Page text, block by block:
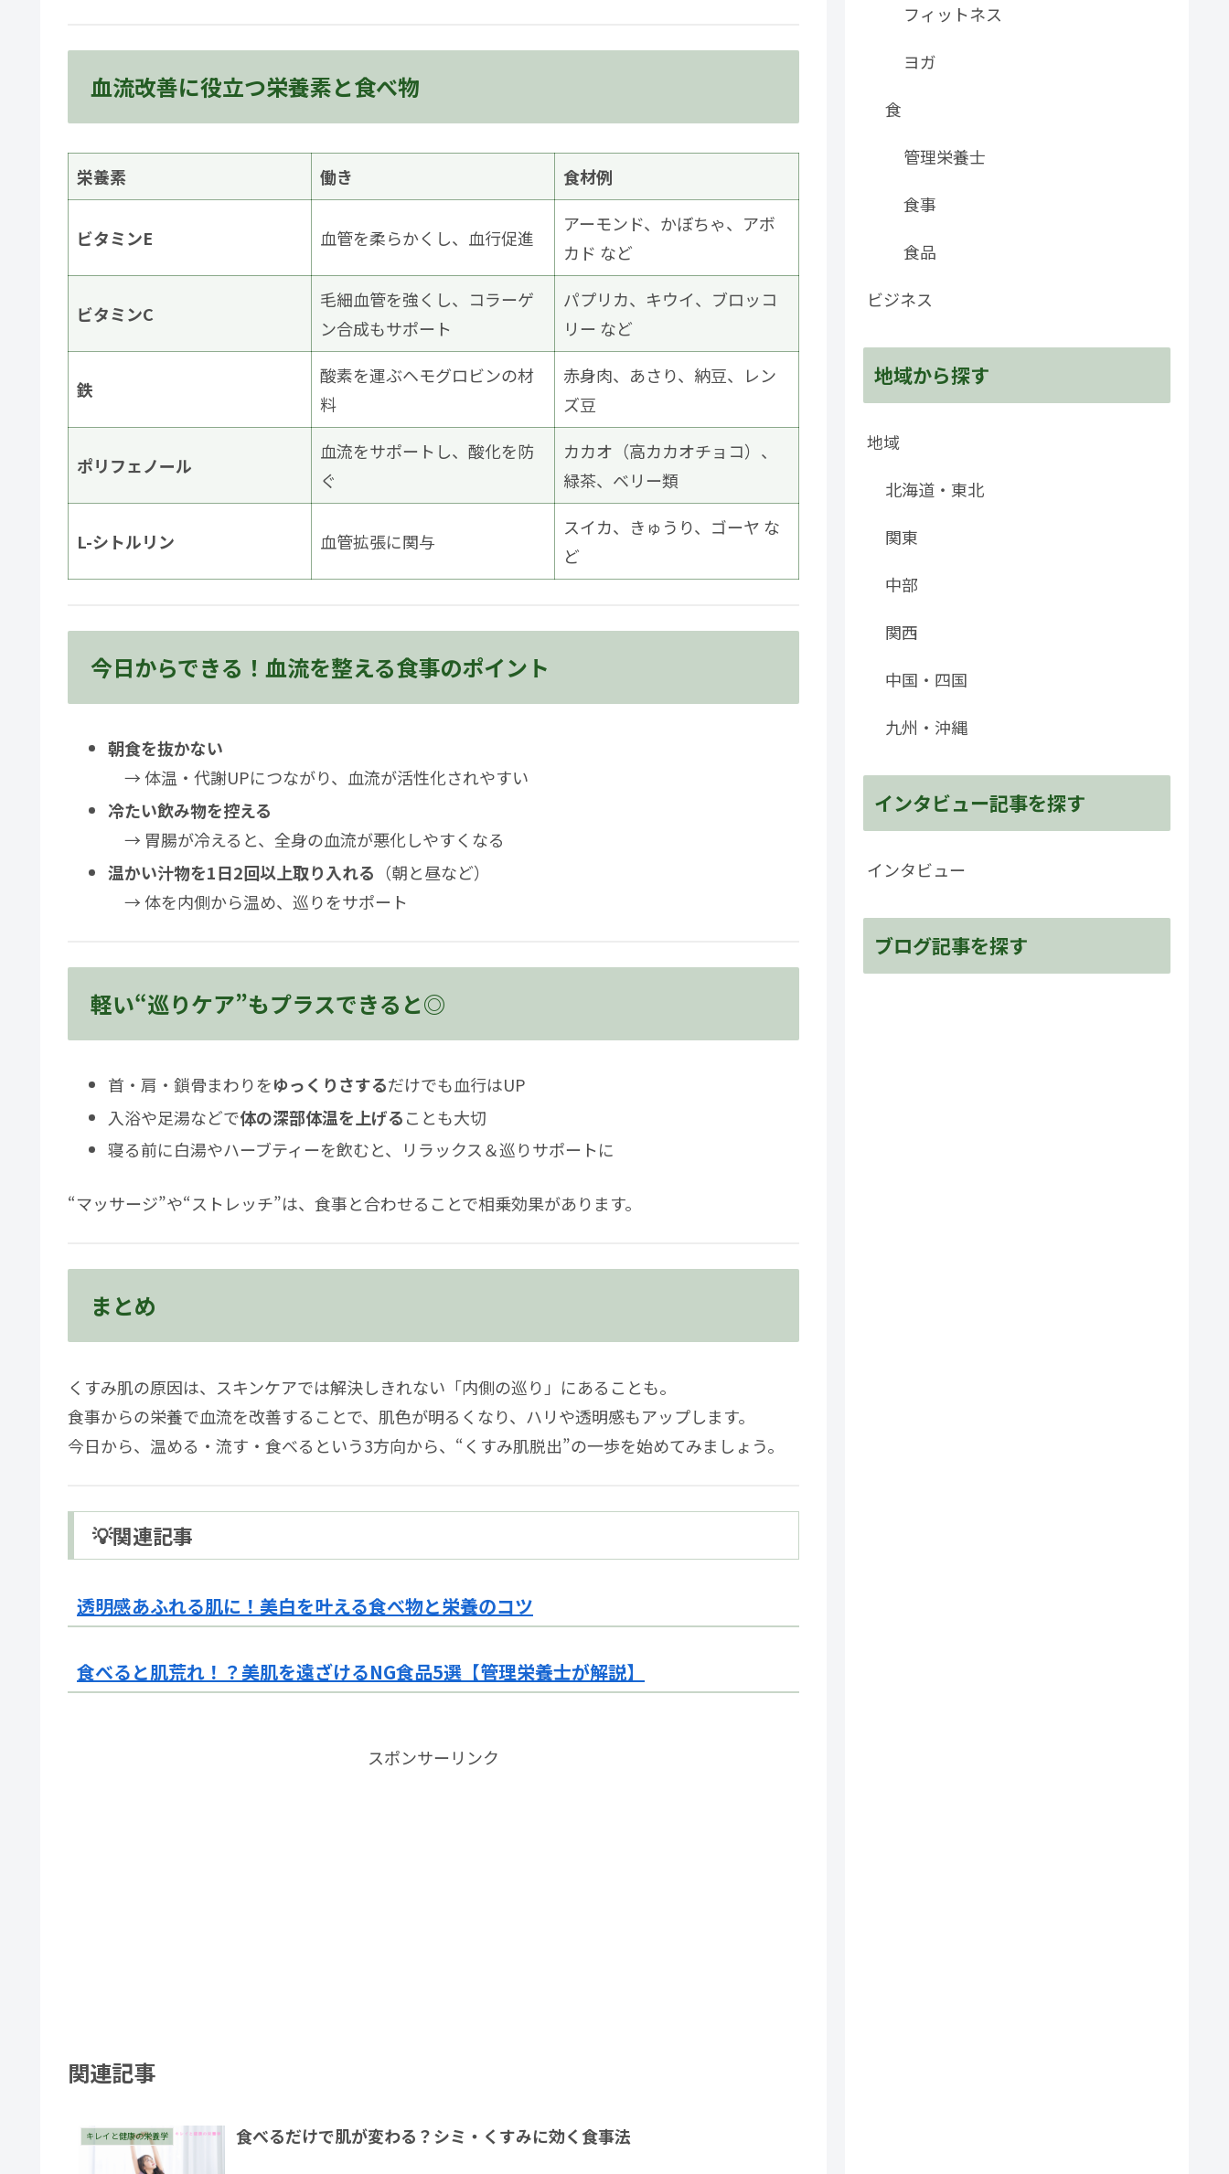
血流改善に役立つ栄養素と食べ物
栄養素 働き 食材例
ビタミンE 血管を柔らかくし、血行促進
アーモンド、かぼちゃ、アボ
カド など
ビタミンC
毛細血管を強くし、コラーゲ
ン合成もサポート
パプリカ、キウイ、ブロッコ
リー など
鉄
酸素を運ぶヘモグロビンの材
料
赤身肉、あさり、納豆、レン
ズ豆
ポリフェノール
血流をサポートし、酸化を防
ぐ
カカオ（高カカオチョコ）、
緑茶、ベリー類
L-シトルリン 血管拡張に関与
スイカ、きゅうり、ゴーヤ な
ど
今日からできる！血流を整える食事のポイント
朝食を抜かない
→ 体温・代謝UPにつながり、血流が活性化されやすい
冷たい飲み物を控える
→ 胃腸が冷えると、全身の血流が悪化しやすくなる
温かい汁物を1日2回以上取り入れる （朝と昼など）
→ 体を内側から温め、巡りをサポート
軽い“巡りケア”もプラスできると◎
首・肩・鎖骨まわりをゆっくりさするだけでも血行はUP
入浴や足湯などで体の深部体温を上げることも大切
寝る前に白湯やハーブティーを飲むと、リラックス＆巡りサポートに
“マッサージ”や“ストレッチ”は、食事と合わせることで相乗効果があります。
まとめ
くすみ肌の原因は、スキンケアでは解決しきれない「内側の巡り」にあることも。
食事からの栄養で血流を改善することで、肌色が明るくなり、ハリや透明感もアップします。
今日から、温める・流す・食べるという3方向から、“くすみ肌脱出”の一歩を始めてみましょう。
💡関連記事
透明感あふれる肌に！美白を叶える食べ物と栄養のコツ
食べると肌荒れ！？美肌を遠ざけるNG食品5選【管理栄養士が解説】
スポンサーリンク
関連記事
キレイと健康の栄養学 食べるだけで肌が変わる？シミ・くすみに効く食事法
フィットネス
ヨガ
食
管理栄養士
食事
食品
ビジネス
地域から探す
地域
北海道・東北
関東
中部
関西
中国・四国
九州・沖縄
インタビュー記事を探す
インタビュー
ブログ記事を探す